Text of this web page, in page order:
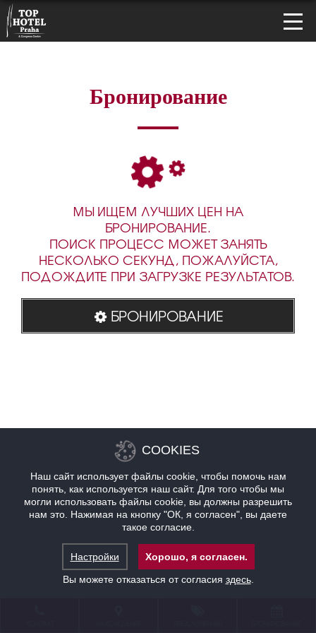
Бронирование
МЫ ИЩЕМ ЛУЧШИХ ЦЕН НА
БРОНИРОВАНИЕ.
ПОИСК ПРОЦЕСС МОЖЕТ ЗАНЯТЬ
НЕСКОЛЬКО СЕКУНД, ПОЖАЛУЙСТА,
ПОДОЖДИТЕ ПРИ ЗАГРУЗКЕ РЕЗУЛЬТАТОВ.
БРОНИРОВАНИЕ
COOKIES
Наш сайт использует файлы cookie, чтобы помочь нам
понять, как используется наш сайт. Для того чтобы мы
могли использовать файлы cookie, вы должны разрешить
нам это. Нажимая на кнопку "ОК, я согласен", вы даете
такое согласие.
Настройки
Хорошо, я согласен.
Вы можете отказаться от согласия здесь.